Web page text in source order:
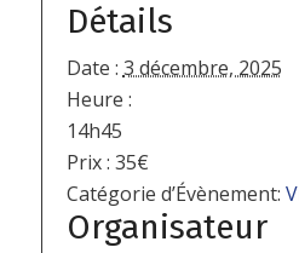
Détails
Date : 3 décembre, 2025
Heure :
14h45
Prix : 35€
Catégorie d’Évènement:
Organisateur